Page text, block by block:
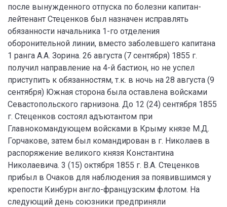
после вынужденного отпуска по болезни капитан-
лейтенант Стеценков был назначен исправлять
обязанности начальника 1-го отделения
оборонительной линии, вместо заболевшего капитана
1 ранга А.А. Зорина. 26 августа (7 сентября) 1855 г.
получил направление на 4-й бастион, но не успел
приступить к обязанностям, т.к. в ночь на 28 августа (9
сентября) Южная сторона была оставлена войсками
Севастопольского гарнизона. До 12 (24) сентября 1855
г. Стеценков состоял адъютантом при
Главнокомандующем войсками в Крыму князе М.Д.
Горчакове, затем был командирован в г. Николаев в
распоряжение великого князя Константина
Николаевича. 3 (15) октября 1855 г. В.А. Стеценков
прибыл в Очаков для наблюдения за появившимся у
крепости Кинбурн англо-французским флотом. На
следующий день союзники предприняли